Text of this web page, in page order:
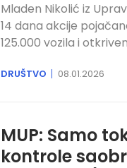
Mladen Nikolić iz
14 dana akcije
125.000 vozila i
DRUŠTVO 08.01.2026
MUP: Samo
kontrole